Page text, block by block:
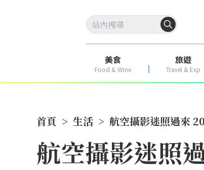
美食
Food & Wine
旅遊
Travel & Exp
首頁 > 生活 > 航空攝影迷照過來
航空攝影迷照